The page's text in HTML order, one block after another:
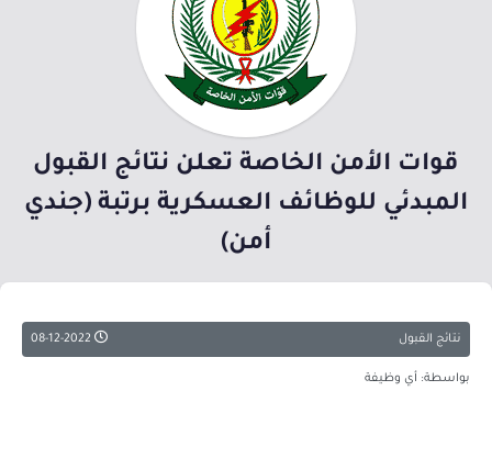
قوات الأمن الخاصة تعلن نتائج القبول
المبدئي للوظائف العسكرية برتبة (جندي
أمن)
نتائج القبول
بواسطة: أي وظيفة